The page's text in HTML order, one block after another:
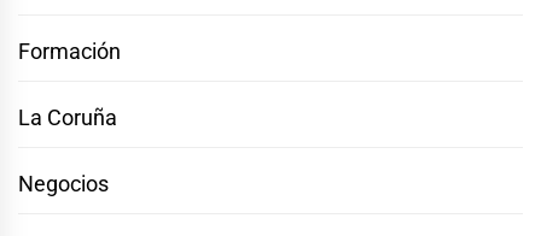
Formación
La Coruña
Negocios